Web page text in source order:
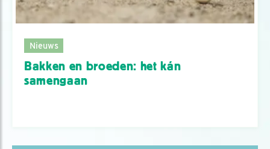
Nieuws
Bakken en broeden: het kán
samengaan